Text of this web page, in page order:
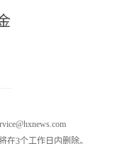
3个工作日内删除。